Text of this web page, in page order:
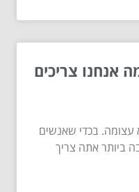
אנחנו צריכים
בכדי שאנשים
ביותר אתה צריך